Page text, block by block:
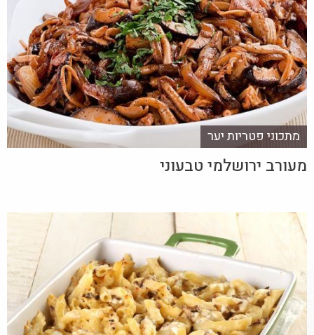
מתכוני פטריות יער
מעורב ירושלמי טבעוני